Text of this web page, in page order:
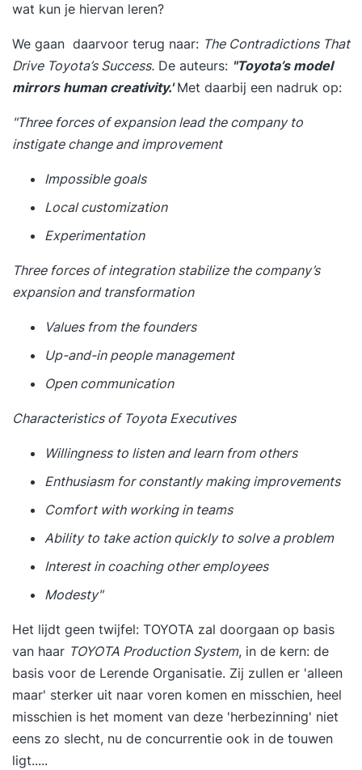
wat kun je hiervan leren?
We gaan daarvoor terug naar: The Contradictions That
Drive Toyota’s Success. De auteurs: "Toyota’s model
mirrors human creativity.'Met daarbij een nadruk op:
"Three forces of expansionlead the company to
instigate change and improvement
Impossible goals
Local customization
Experimentation
Three forces of integrationstabilize the company’s
expansion and transformation
Values from the founders
Up-and-in people management
Open communication
Characteristics of Toyota Executives
Willingness to listen and learn from others
Enthusiasm for constantly making improvements
Comfort with working in teams
Ability to take action quickly to solve a problem
Interest in coaching other employees
Modesty"
Het lijdt geen twijfel: TOYOTA zal doorgaan op basis
van haar TOYOTA Production System, in de kern: de
basis voor de Lerende Organisatie. Zij zullen er 'alleen
maar' sterker uit naar voren komen en misschien, heel
misschien is het moment van deze 'herbezinning' niet
eens zo slecht, nu de concurrentie ook in de touwen
ligt.....